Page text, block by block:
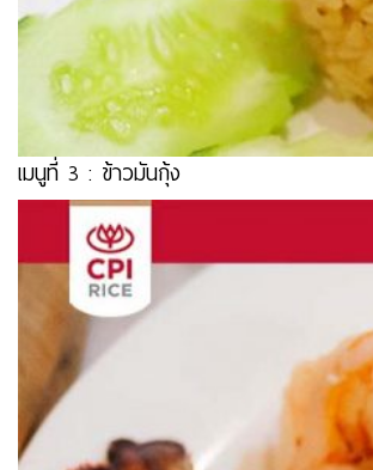
เมนูที่ 3 : ข้าวมันกุ้ง